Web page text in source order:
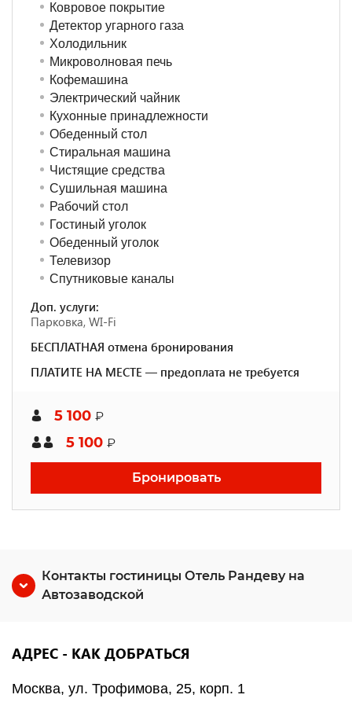
Ковровое покрытие
Детектор угарного газа
Холодильник
Микроволновая печь
Кофемашина
Электрический чайник
Кухонные принадлежности
Обеденный стол
Стиральная машина
Чистящие средства
Сушильная машина
Рабочий стол
Гостиный уголок
Обеденный уголок
Телевизор
Спутниковые каналы
Доп. услуги:
Парковка, WI-Fi
БЕСПЛАТНАЯ отмена бронирования
ПЛАТИТЕ НА МЕСТЕ — предоплата не требуется
5 100 ₽
5 100 ₽
Бронировать
Контакты гостиницы Отель Рандеву на
Автозаводской
АДРЕС - КАК ДОБРАТЬСЯ
Москва, ул. Трофимова, 25, корп. 1